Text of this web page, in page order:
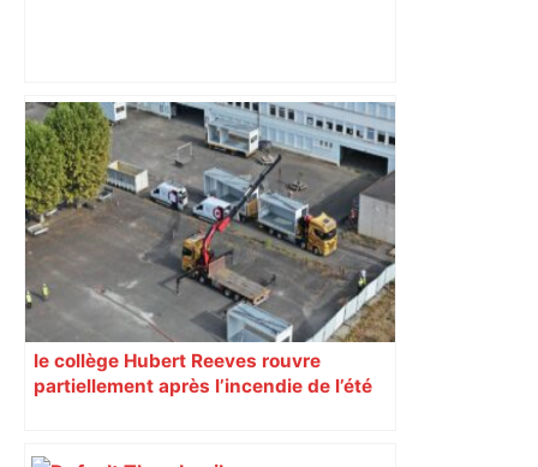
Des travaux d'urgence sur cette route
très empruntée : Toulouse Métropole
appelle à "anticiper les déplacements"
lundi – Actu.fr
le collège Hubert Reeves rouvre
partiellement après l’incendie de l’été